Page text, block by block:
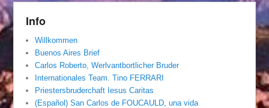
Info
Willkommen
Buenos Aires Brief
Carlos Roberto, Werlvantbortlicher Bruder
Internationales Team. Tino FERRARI
Priestersbruderchaft Iesus Caritas
(Español) San Carlos de FOUCAULD, una vida